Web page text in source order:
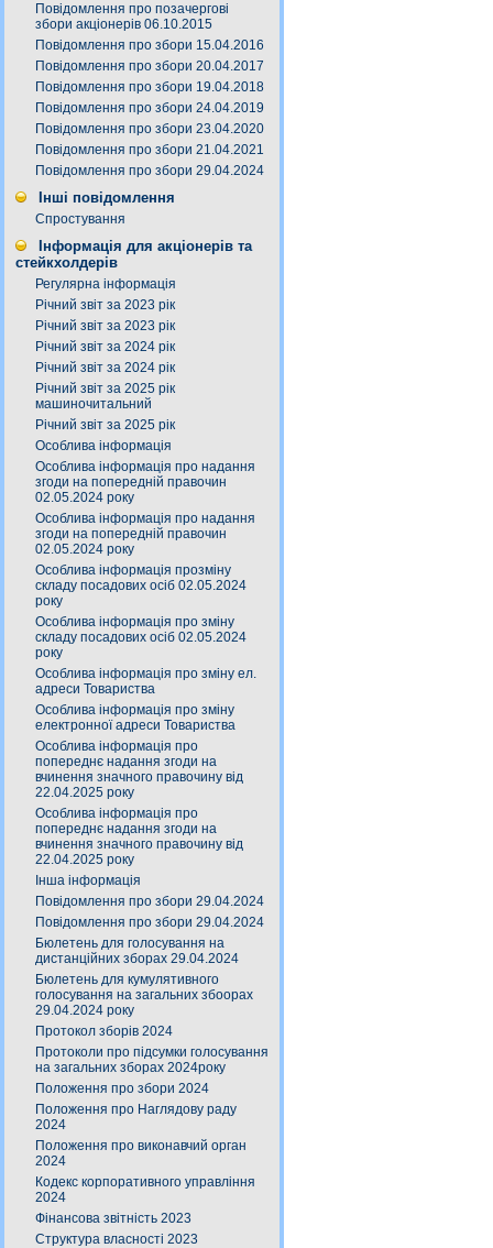
Повідомлення про позачергові
збори акціонерів 06.10.2015
Повідомлення про збори 15.04.2016
Повідомлення про збори 20.04.2017
Повідомлення про збори 19.04.2018
Повідомлення про збори 24.04.2019
Повідомлення про збори 23.04.2020
Повідомлення про збори 21.04.2021
Повідомлення про збори 29.04.2024
Інші повідомлення
Спростування
Інформація для акціонерів та
стейкхолдерів
Регулярна інформація
Річний звіт за 2023 рік
Річний звіт за 2023 рік
Річний звіт за 2024 рік
Річний звіт за 2024 рік
Річний звіт за 2025 рік
машиночитальний
Річний звіт за 2025 рік
Особлива інформація
Особлива інформація про надання
згоди на попередній правочин
02.05.2024 року
Особлива інформація про надання
згоди на попередній правочин
02.05.2024 року
Особлива інформація прозміну
складу посадових осіб 02.05.2024
року
Особлива інформація про зміну
складу посадових осіб 02.05.2024
року
Особлива інформація про зміну ел.
адреси Товариства
Особлива інформація про зміну
електронної адреси Товариства
Особлива інформація про
попереднє надання згоди на
вчинення значного правочину від
22.04.2025 року
Особлива інформація про
попереднє надання згоди на
вчинення значного правочину від
22.04.2025 року
Інша інформація
Повідомлення про збори 29.04.2024
Повідомлення про збори 29.04.2024
Бюлетень для голосування на
дистанційних зборах 29.04.2024
Бюлетень для кумулятивного
голосування на загальних збоорах
29.04.2024 року
Протокол зборів 2024
Протоколи про підсумки голосування
на загальних зборах 2024року
Положення про збори 2024
Положення про Наглядову раду
2024
Положення про виконавчий орган
2024
Кодекс корпоративного управління
2024
Фінансова звітність 2023
Структура власності 2023